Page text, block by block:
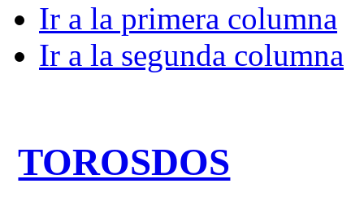
Ir a la primera columna
Ir a la segunda columna
TOROSDOS